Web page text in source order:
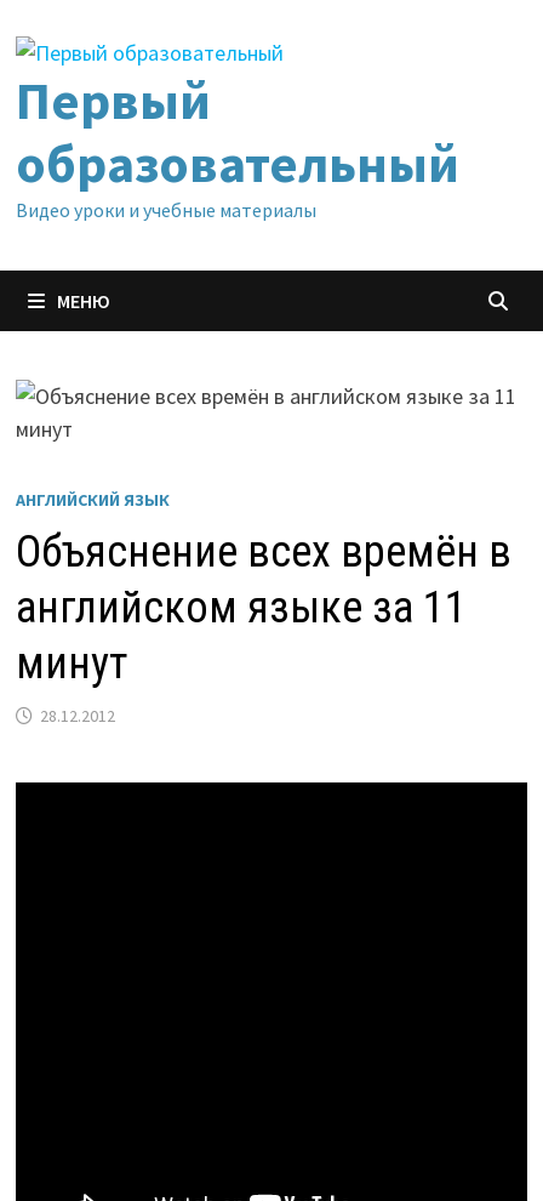
содержимому
Первый
образовательный
Видео уроки и учебные материалы
МЕНЮ
АНГЛИЙСКИЙ ЯЗЫК
Объяснение всех времён в
английском языке за 11
минут
28.12.2012